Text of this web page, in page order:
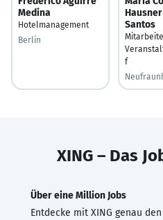
Medina
Hotelmanagement
Berlin
Santos
f
XING – Das
Über eine Million Jobs
Entdecke mit XING genau